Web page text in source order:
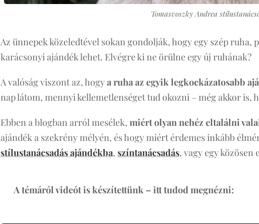
Tomasvoszky Andrea
Az ünnepek közeledtével sokan gondolják, hogy egy szép ruha,
karácsonyi ajándék lehet. Elvégre ki ne örülne egy új ruhának?
A valóság viszont az, hogya ruha az egyik legkockázatosabb
nap látom, mennyi kellemetlenséget tud okozni – még akkor is,
Ebben a blogban arról mesélek, miért olyan nehéz eltalálni
ajándék a szekrény mélyén, és hogy miért érdemes inkább
stílustanácsadás ajándékba, színtanácsadás, vagy egy
A témáról videót is készítettünk – itt tudod megnézni: